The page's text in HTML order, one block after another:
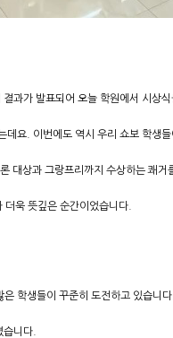
과가 발표되어 오늘 학원에서 시상식
요. 이번에도 역시 우리 쇼보 학생
대상과 그랑프리까지 수상하는 쾌거
더욱 뜻깊은 순간이었습니다.
학생들이 꾸준히 도전하고 있습니다.
니다.